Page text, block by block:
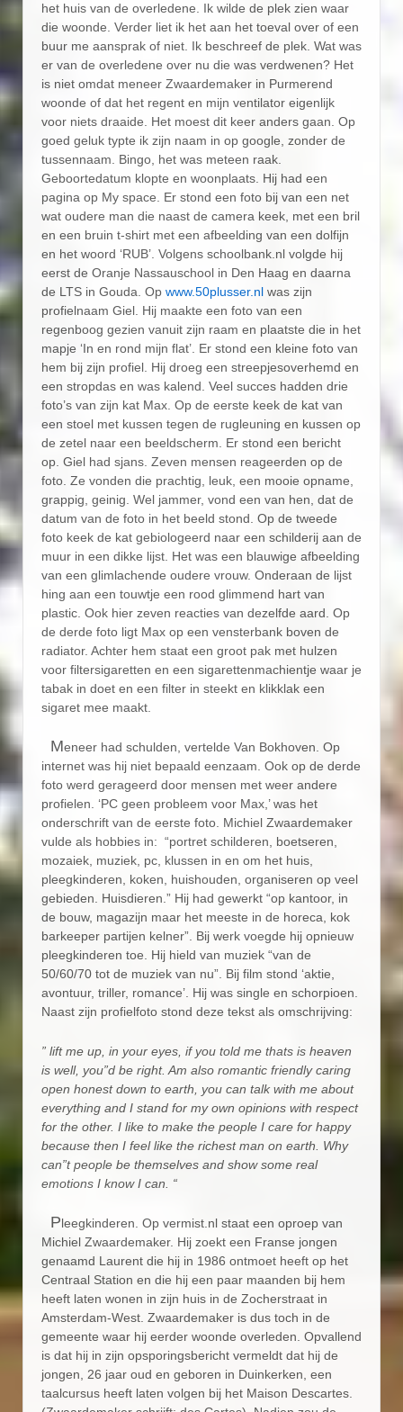
het huis van de overledene. Ik wilde de plek zien waar
die woonde. Verder liet ik het aan het toeval over of een
buur me aansprak of niet. Ik beschreef de plek. Wat was
er van de overledene over nu die was verdwenen? Het
is niet omdat meneer Zwaardemaker in Purmerend
woonde of dat het regent en mijn ventilator eigenlijk
voor niets draaide. Het moest dit keer anders gaan. Op
goed geluk typte ik zijn naam in op google, zonder de
tussennaam. Bingo, het was meteen raak.
Geboortedatum klopte en woonplaats. Hij had een
pagina op My space. Er stond een foto bij van een net
wat oudere man die naast de camera keek, met een bril
en een bruin t-shirt met een afbeelding van een dolfijn
en het woord ‘RUB’. Volgens schoolbank.nl volgde hij
eerst de Oranje Nassauschool in Den Haag en daarna
de LTS in Gouda. Op www.50plusser.nl was zijn
profielnaam Giel. Hij maakte een foto van een
regenboog gezien vanuit zijn raam en plaatste die in het
mapje ‘In en rond mijn flat’. Er stond een kleine foto van
hem bij zijn profiel. Hij droeg een streepjesoverhemd en
een stropdas en was kalend. Veel succes hadden drie
foto’s van zijn kat Max. Op de eerste keek de kat van
een stoel met kussen tegen de rugleuning en kussen op
de zetel naar een beeldscherm. Er stond een bericht
op. Giel had sjans. Zeven mensen reageerden op de
foto. Ze vonden die prachtig, leuk, een mooie opname,
grappig, geinig. Wel jammer, vond een van hen, dat de
datum van de foto in het beeld stond. Op de tweede
foto keek de kat gebiologeerd naar een schilderij aan de
muur in een dikke lijst. Het was een blauwige afbeelding
van een glimlachende oudere vrouw. Onderaan de lijst
hing aan een touwtje een rood glimmend hart van
plastic. Ook hier zeven reacties van dezelfde aard. Op
de derde foto ligt Max op een vensterbank boven de
radiator. Achter hem staat een groot pak met hulzen
voor filtersigaretten en een sigarettenmachientje waar je
tabak in doet en een filter in steekt en klikklak een
sigaret mee maakt.
Meneer had schulden, vertelde Van Bokhoven. Op
internet was hij niet bepaald eenzaam. Ook op de derde
foto werd gerageerd door mensen met weer andere
profielen. ‘PC geen probleem voor Max,’ was het
onderschrift van de eerste foto. Michiel Zwaardemaker
vulde als hobbies in: “portret schilderen, boetseren,
mozaiek, muziek, pc, klussen in en om het huis,
pleegkinderen, koken, huishouden, organiseren op veel
gebieden. Huisdieren.” Hij had gewerkt “op kantoor, in
de bouw, magazijn maar het meeste in de horeca, kok
barkeeper partijen kelner”. Bij werk voegde hij opnieuw
pleegkinderen toe. Hij hield van muziek “van de
50/60/70 tot de muziek van nu”. Bij film stond ‘aktie,
avontuur, triller, romance’. Hij was single en schorpioen.
Naast zijn profielfoto stond deze tekst als omschrijving:
” lift me up, in your eyes, if you told me thats is heaven
is well, you”d be right. Am also romantic friendly caring
open honest down to earth, you can talk with me about
everything and I stand for my own opinions with respect
for the other. I like to make the people I care for happy
because then I feel like the richest man on earth. Why
can”t people be themselves and show some real
emotions I know I can. “
Pleegkinderen. Op vermist.nl staat een oproep van
Michiel Zwaardemaker. Hij zoekt een Franse jongen
genaamd Laurent die hij in 1986 ontmoet heeft op het
Centraal Station en die hij een paar maanden bij hem
heeft laten wonen in zijn huis in de Zocherstraat in
Amsterdam-West. Zwaardemaker is dus toch in de
gemeente waar hij eerder woonde overleden. Opvallend
is dat hij in zijn opsporingsbericht vermeldt dat hij de
jongen, 26 jaar oud en geboren in Duinkerken, een
taalcursus heeft laten volgen bij het Maison Descartes.